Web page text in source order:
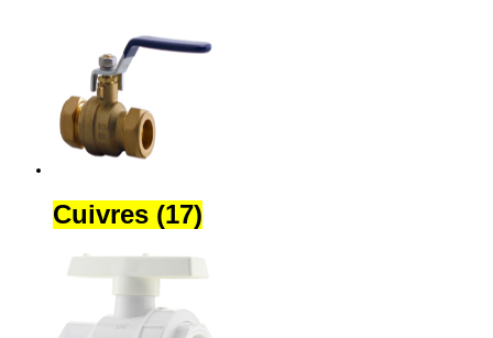
Cuivres (17)